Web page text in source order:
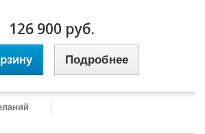
126 900 руб.
Подробнее